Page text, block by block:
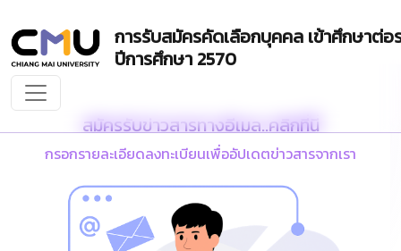
การรับสมัครคัดเลือกบุคคล เข้าศึกษาต่
ปีการศึกษา 2570
สมัครรับข่าวสารทางอีเมล..คลิกที่นี่
กรอกรายละเอียดลงทะเบียนเพื่ออัปเดตข่าวสารจากเรา